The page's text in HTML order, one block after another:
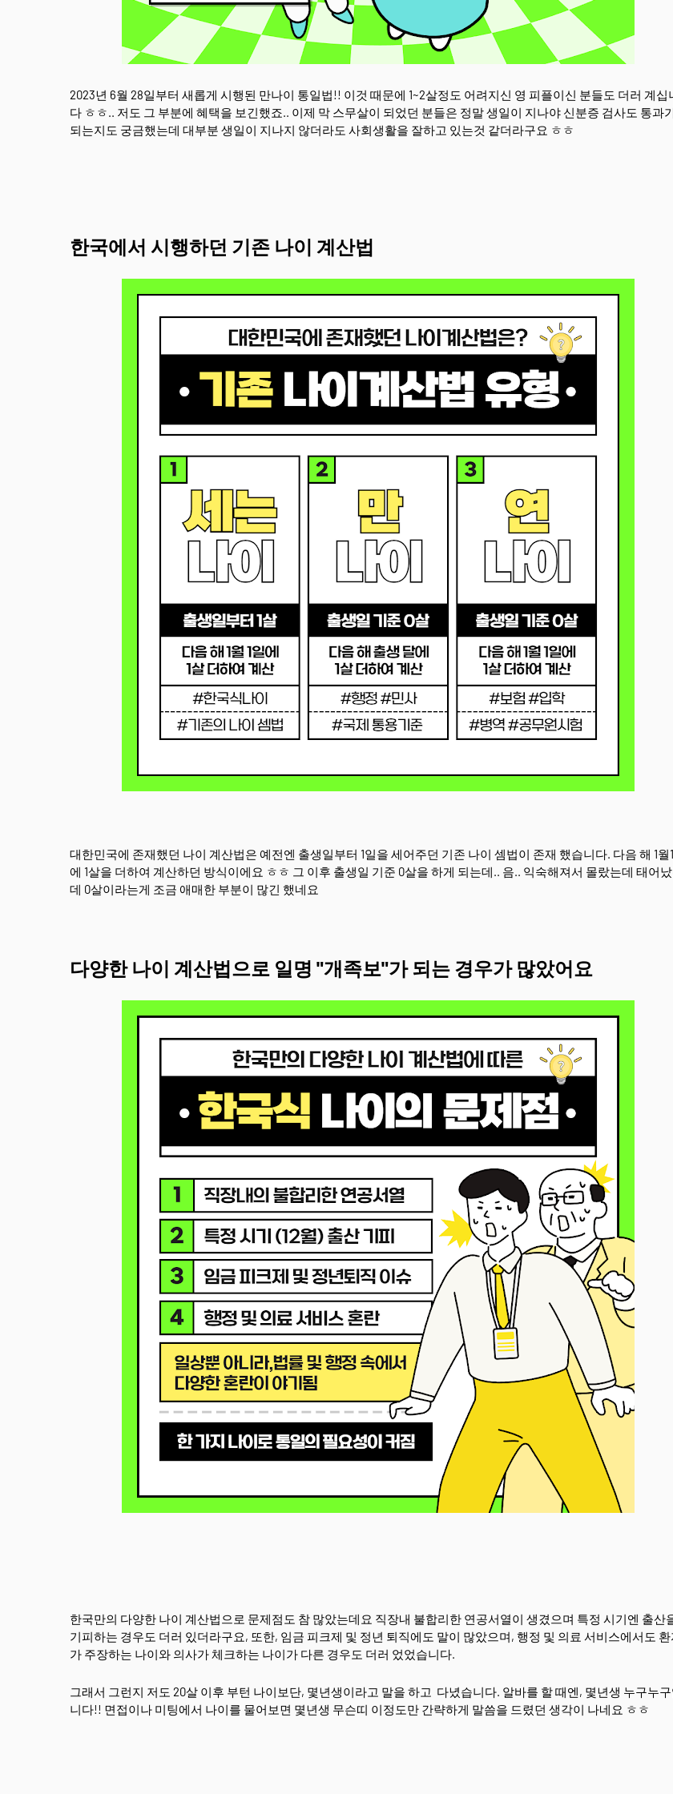
2023년 6월 28일부터 새롭게 시행된 만나이 통일법!! 이것 때문에 1~2살정도 어려지신 영 피플이신 분들도 더러 계십
다 ㅎㅎ.. 저도 그 부분에 혜택을 보긴했죠.. 이제 막 스무살이 되었던 분들은 정말 생일이 지나야 신분증 검사도 통과
되는지도 궁금했는데 대부분 생일이 지나지 않더라도 사회생활을 잘하고 있는것 같더라구요 ㅎㅎ
한국에서 시행하던 기존 나이 계산법
대한민국에 존재했던 나이 계산법은 예전엔 출생일부터 1일을 세어주던 기존 나이 셈법이 존재 했습니다. 다음 해 1월
에 1살을 더하여 계산하던 방식이에요 ㅎㅎ 그 이후 출생일 기준 0살을 하게 되는데.. 음.. 익숙해져서 몰랐는데 태어
데 0살이라는게 조금 애매한 부분이 많긴 했네요
다양한 나이 계산법으로 일명 "개족보"가 되는 경우가 많았어요
한국만의 다양한 나이 계산법으로 문제점도 참 많았는데요 직장내 불합리한 연공서열이 생겼으며 특정 시기엔 출산
기피하는 경우도 더러 있더라구요, 또한, 임금 피크제 및 정년 퇴직에도 말이 많았으며, 행정 및 의료 서비스에서도
가 주장하는 나이와 의사가 체크하는 나이가 다른 경우도 더러 었었습니다.
그래서 그런지 저도 20살 이후 부턴 나이보단, 몇년생이라고 말을 하고 다녔습니다. 알바를 할 때엔, 몇년생 누구누구
니다!! 면접이나 미팅에서 나이를 물어보면 몇년생 무슨띠 이정도만 간략하게 말씀을 드렸던 생각이 나네요 ㅎㅎ